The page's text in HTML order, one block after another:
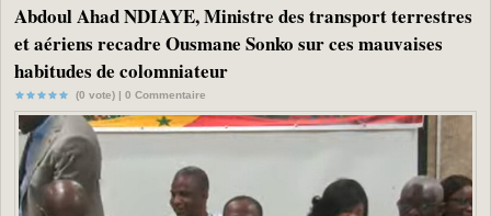
Abdoul Ahad NDIAYE, Ministre des transport terrestres
et aériens recadre Ousmane Sonko sur ces mauvaises
habitudes de colomniateur
(0 vote) | 0 Commentaire